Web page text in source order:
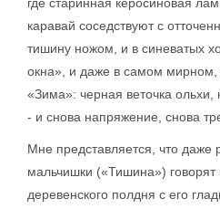
каравай соседствуют с
тишину ножом, и в синеватых
окна», и даже в самом мирном,
«Зима»: черная веточка
- и снова напряжение, снова
Мне представляется, что даже
мальчишки («Тишина»)
деревенского полдня с его